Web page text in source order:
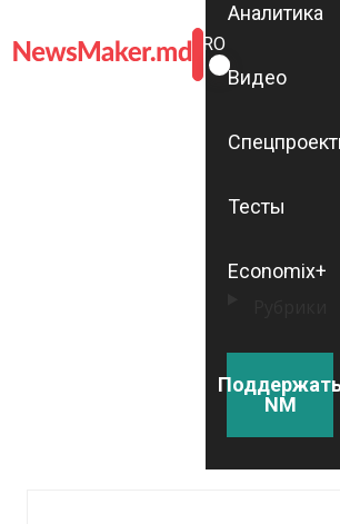
ROMÂNĂ
RU
Аналитика
Видео
Тесты
Economix+
NM